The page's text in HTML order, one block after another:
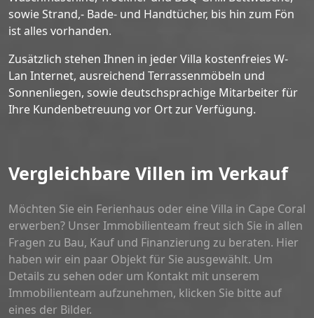
sowie Strand,- Bade- und Handtücher, bis hin zum Fön
ist alles vorhanden.
Zusätzlich stehen Ihnen in jeder Villa kostenfreies W-
Lan Internet, ausreichend Terrassenmöbeln und
Sonnenliegen, sowie deutschsprachige Mitarbeiter für
Ihre Kundenbetreuung vor Ort zur Verfügung.
Vergleichbare Villen im Verkauf
Möchten Sie ein Ferienhaus oder eine Villa in Cape Coral
erwerben? Unser Immobilienteam freut sich Sie in allen
Fragen zu Bau, Kauf und Finanzierung zu beraten. Hier
haben wir ein paar Objekt für Sie ausgewählt. Um
Details zu sehen oder um Kontakt mit unserem
Immobilienteam aufzunehmen, klicken Sie bitte auf
eines der Bilder.